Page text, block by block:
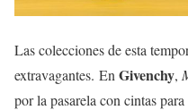
Las colecciones de esta
extravagantes. En Givenchy,
por la pasarela con cintas